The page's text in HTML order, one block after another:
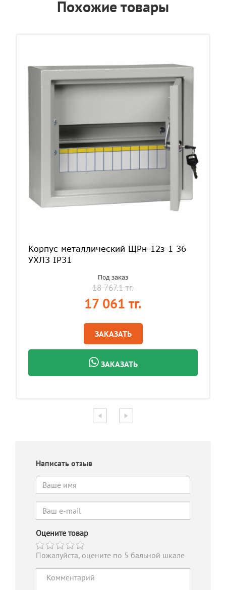
Похожие товары
Корпус металлический ЩРн-12з-1 36
УХЛ3 IP31
Под заказ
18 767.1 тг.
17 061 тг.
ЗАКАЗАТЬ
ЗАКАЗАТЬ
Написать отзыв
Оцените товар
Пожалуйста, оцените по 5 бальной шкале